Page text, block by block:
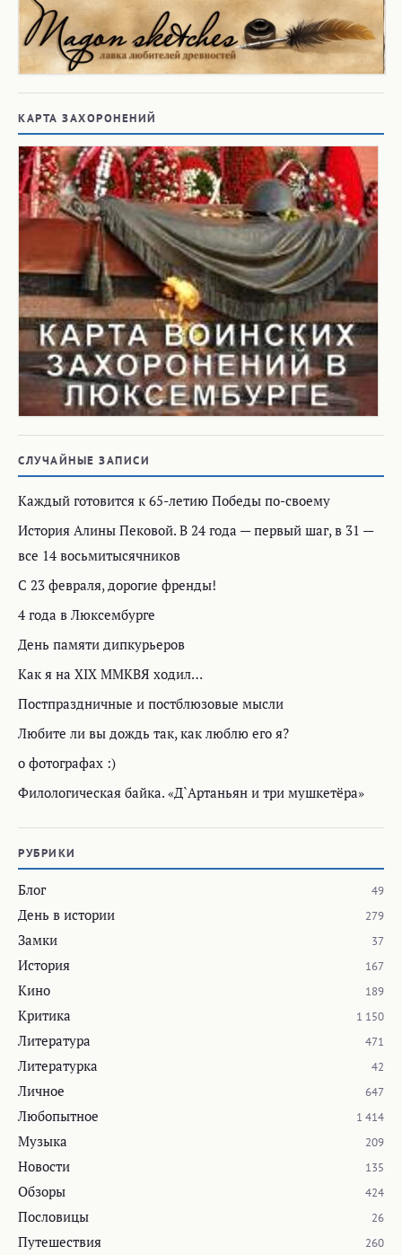
КАРТА ЗАХОРОНЕНИЙ
СЛУЧАЙНЫЕ ЗАПИСИ
Каждый готовится к 65-летию Победы по-своему
История Алины Пековой. В 24 года — первый шаг, в 31 —
все 14 восьмитысячников
C 23 февраля, дорогие френды!
4 года в Люксембурге
День памяти дипкурьеров
Как я на XIX ММКВЯ ходил…
Постпраздничные и постблюзовые мысли
Любите ли вы дождь так, как люблю его я?
о фотографах :)
Филологическая байка. «Д`Артаньян и три мушкетёра»
РУБРИКИ
Блог 49
День в истории 279
Замки 37
История 167
Кино 189
Критика 1 150
Литература 471
Литературка 42
Личное 647
Любопытное 1 414
Музыка 209
Новости 135
Обзоры 424
Пословицы 26
Путешествия 260